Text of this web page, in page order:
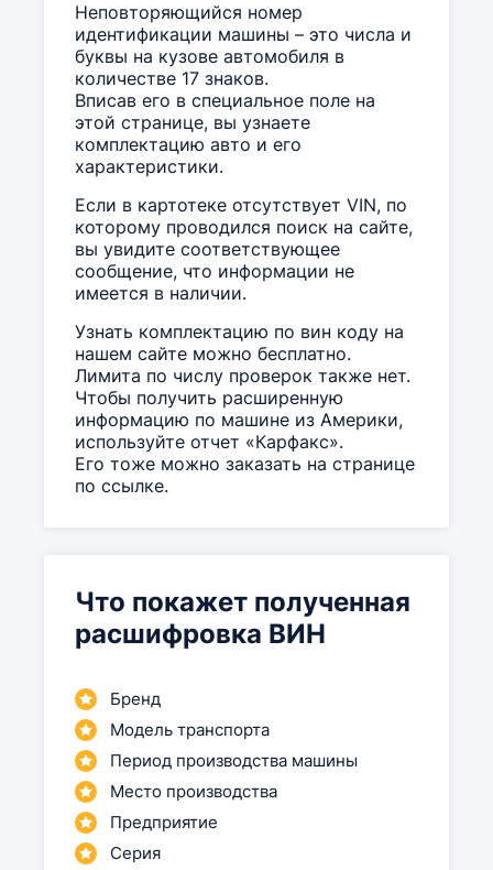
Неповторяющийся номер
идентификации машины – это числа и
буквы на кузове автомобиля в
количестве 17 знаков.
Вписав его в специальное поле на
этой странице, вы узнаете
комплектацию авто и его
характеристики.
Если в картотеке отсутствует VIN, по
которому проводился поиск на сайте,
вы увидите соответствующее
сообщение, что информации не
имеется в наличии.
Узнать комплектацию по вин коду на
нашем сайте можно бесплатно.
Лимита по числу проверок также нет.
Чтобы получить расширенную
информацию по машине из Америки,
используйте отчет «Карфакс».
Его тоже можно заказать на странице
по ссылке.
Что покажет полученная
расшифровка ВИН
Бренд
Модель транспорта
Период производства машины
Место производства
Предприятие
Серия